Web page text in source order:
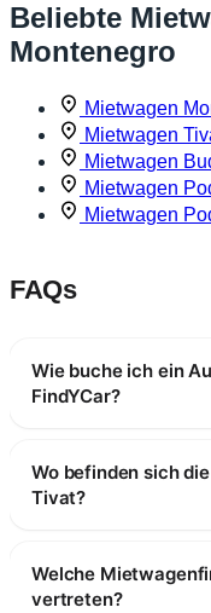
Beliebte
Montenegro
Mietwagen
Mietwagen
Mietwagen
Mietwagen
Mietwagen
FAQs
Wie buche ich ein
FindYCar?
Wo befinden sich
Tivat?
Welche
vertreten?